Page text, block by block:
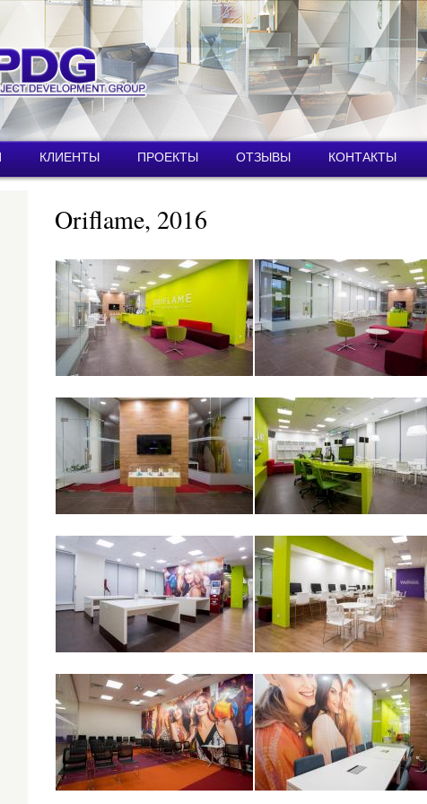
Перейти к
основному
содержанию
КЛИЕНТЫ ПРОЕКТЫ ОТЗЫВЫ КОНТАКТЫ
Oriflame, 2016